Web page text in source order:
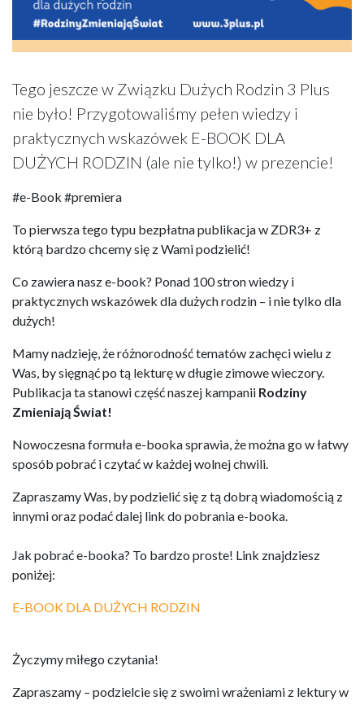
Tego jeszcze w Związku Dużych Rodzin 3 Plus
nie było! Przygotowaliśmy pełen wiedzy i
praktycznych wskazówek E-BOOK DLA
DUŻYCH RODZIN (ale nie tylko!) w prezencie!
#e-Book #premiera
To pierwsza tego typu bezpłatna publikacja w ZDR3+ z
którą bardzo chcemy się z Wami podzielić!
Co zawiera nasz e-book? Ponad 100 stron wiedzy i
praktycznych wskazówek dla dużych rodzin – i nie tylko dla
dużych!
Mamy nadzieję, że różnorodność tematów zachęci wielu z
Was, by sięgnąć po tą lekturę w długie zimowe wieczory.
Publikacja ta stanowi część naszej kampanii Rodziny
Zmieniają Świat!
Nowoczesna formuła e-booka sprawia, że można go w łatwy
sposób pobrać i czytać w każdej wolnej chwili.
Zapraszamy Was, by podzielić się z tą dobrą wiadomością z
innymi oraz podać dalej link do pobrania e-booka.
Jak pobrać e-booka? To bardzo proste! Link znajdziesz
poniżej:
E-BOOK DLA DUŻYCH RODZIN
Życzymy miłego czytania!
Zapraszamy – podzielcie się z swoimi wrażeniami z lektury w